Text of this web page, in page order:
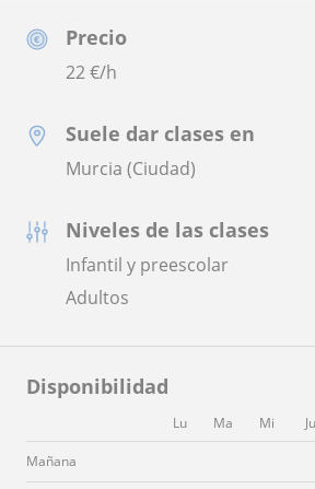
Precio
22€/h
Suele dar clases en
Murcia (Ciudad)
Niveles de las clases
Infantil y preescolar
Adultos
Disponibilidad
Lu Ma Mi Ju
Mañana